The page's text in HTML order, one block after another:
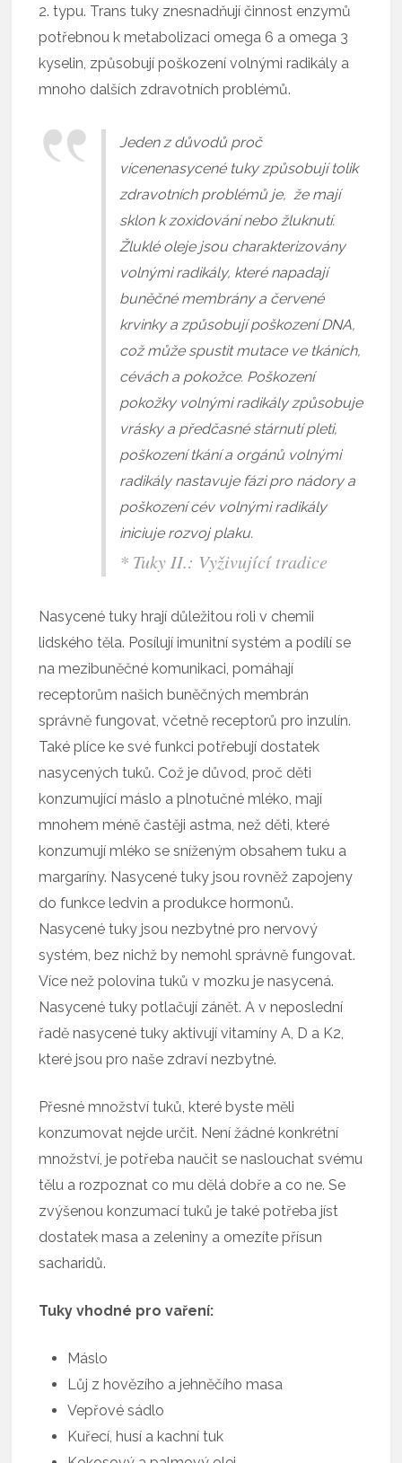
2. typu. Trans tuky znesnadňují činnost enzymů
potřebnou k metabolizaci omega 6 a omega 3
kyselin, způsobují poškození volnými radikály a
mnoho dalších zdravotních problémů.
Jeden z důvodů proč
vícenenasycené tuky způsobují tolik
zdravotních problémů je, že mají
sklon k zoxidování nebo žluknutí.
Žluklé oleje jsou charakterizovány
volnými radikály, které napadají
buněčné membrány a červené
krvinky a způsobují poškození DNA,
což může spustit mutace ve tkáních,
cévách a pokožce. Poškození
pokožky volnými radikály způsobuje
vrásky a předčasné stárnutí pleti,
poškození tkání a orgánů volnými
radikály nastavuje fázi pro nádory a
poškození cév volnými radikály
iniciuje rozvoj plaku.
* Tuky II.: Vyživující tradice
Nasycené tuky hrají důležitou roli v chemii
lidského těla. Posílují imunitní systém a podílí se
na mezibuněčné komunikaci, pomáhají
receptorům našich buněčných membrán
správně fungovat, včetně receptorů pro inzulín.
Také plíce ke své funkci potřebují dostatek
nasycených tuků. Což je důvod, proč děti
konzumující máslo a plnotučné mléko, mají
mnohem méně častěji astma, než děti, které
konzumují mléko se sníženým obsahem tuku a
margaríny. Nasycené tuky jsou rovněž zapojeny
do funkce ledvin a produkce hormonů.
Nasycené tuky jsou nezbytné pro nervový
systém, bez nichž by nemohl správně fungovat.
Více než polovina tuků v mozku je nasycená.
Nasycené tuky potlačují zánět. A v neposlední
řadě nasycené tuky aktivují vitamíny A, D a K2,
které jsou pro naše zdraví nezbytné.
Přesné množství tuků, které byste měli
konzumovat nejde určit. Není žádné konkrétní
množství, je potřeba naučit se naslouchat svému
tělu a rozpoznat co mu dělá dobře a co ne. Se
zvýšenou konzumací tuků je také potřeba jíst
dostatek masa a zeleniny a omezíte přísun
sacharidů.
Tuky vhodné pro vaření:
Máslo
Lůj z hovězího a jehněčího masa
Vepřové sádlo
Kuřecí, husí a kachní tuk